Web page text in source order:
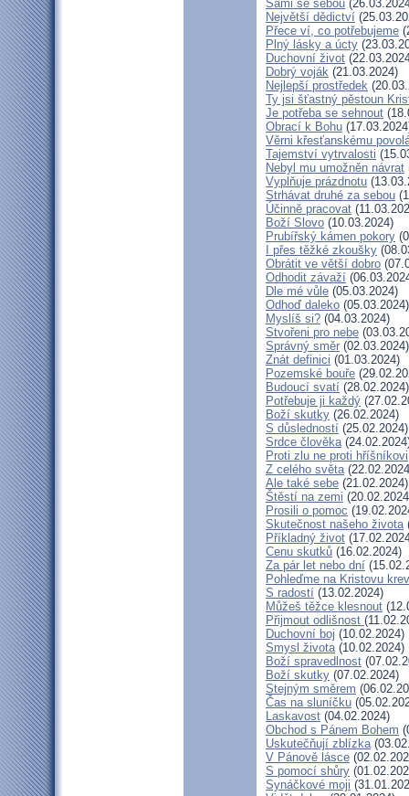
Sami se sebou
Největší dědictví
Přece ví, co potřebujeme
Plný lásky a úcty
Duchovní život
Dobrý voják (21.03.2024)
Nejlepší prostředek
Ty jsi šťastný pěstoun
Je potřeba se sehnout
Obrací k Bohu
Věrni křesťanskému
Tajemství vytrvalosti
Nebyl mu umožněn návrat
Vyplňuje prázdnotu
Strhávat druhé za sebou
Účinně pracovat
Boží Slovo (10.03.2024)
Prubířský kámen pokory
I přes těžké zkoušky
Obrátit ve větší dobro
Odhodit závaží
Dle mé vůle (05.03.2024)
Odhoď daleko (05.03.2024)
Myslíš si? (04.03.2024)
Stvořeni pro nebe
Správný směr (02.03.2024)
Znát definici (01.03.2024)
Pozemské bouře
Budoucí svatí (28.02.2024)
Potřebuje ji každý
Boží skutky (26.02.2024)
S důsledností (25.02.2024)
Srdce člověka
Proti zlu ne proti hříšníkovi
Z celého světa
Ale také sebe (21.02.2024)
Štěstí na zemi
Prosili o pomoc
Skutečnost našeho života
Příkladný život
Cenu skutků (16.02.2024)
Za pár let nebo dní
Pohleďme na Kristovu krev
S radostí (13.02.2024)
Můžeš těžce klesnout
Přijmout odlišnost
Duchovní boj (10.02.2024)
Smysl života(10.02.2024)
Boží spravedlnost
Boží skutky (07.02.2024)
Stejným směrem
Čas na sluníčku
Laskavost (04.02.2024)
Obchod s Pánem Bohem
Uskutečňují zblízka
V Pánově lásce
S pomocí shůry
Synáčkové moji